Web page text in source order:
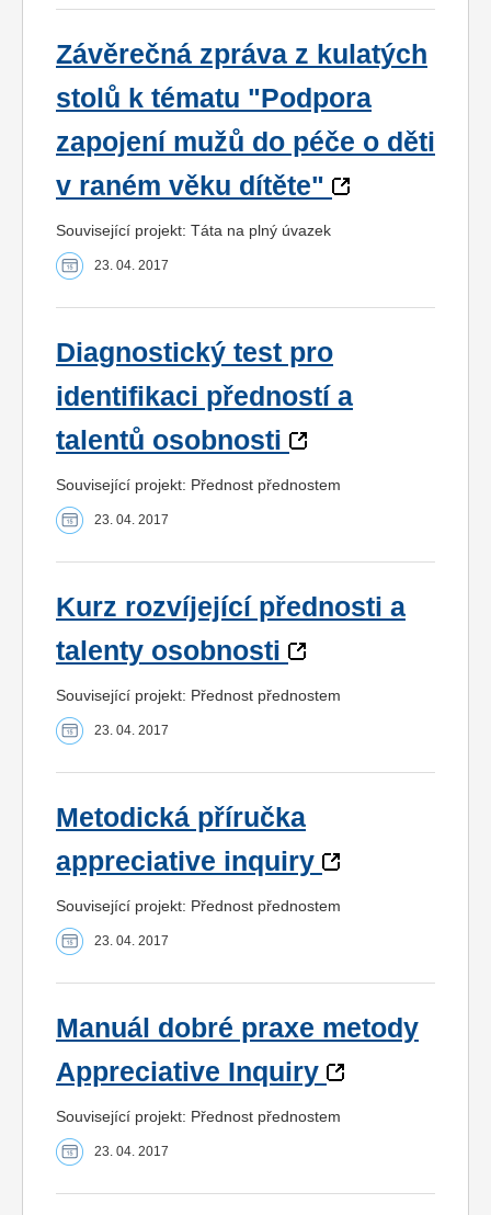
Závěrečná zpráva z kulatých
stolů k tématu "Podpora
zapojení mužů do péče o děti
v raném věku dítěte"
Související projekt: Táta na plný úvazek
23. 04. 2017
Diagnostický test pro
identifikaci předností a
talentů osobnosti
Související projekt: Přednost přednostem
23. 04. 2017
Kurz rozvíjející přednosti a
talenty osobnosti
Související projekt: Přednost přednostem
23. 04. 2017
Metodická příručka
appreciative inquiry
Související projekt: Přednost přednostem
23. 04. 2017
Manuál dobré praxe metody
Appreciative Inquiry
Související projekt: Přednost přednostem
23. 04. 2017